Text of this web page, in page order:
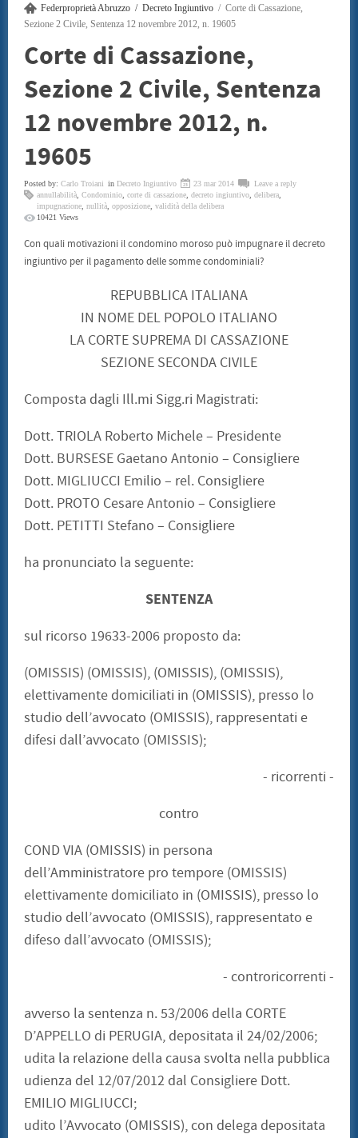
SENTENZE
CONSUMATORI
GALLERIA NICOLA DANIORE
ARTISTI
PATRIMONIO ARTISTICO
TRADIZIONI GASTRONOMICHE
STAMPE LITOGRAFIE E SERIGRAFIE
INFORMATICA ED INCHIOSTRI
TERMOIDRAULICA
FINANZIAMENTI
EVENTI
CONVEGNO 22 LUGLIO 2011
CONTATTI
Federproprietà Abruzzo Decreto Ingiuntivo
Corte di Cassazione,
Sezione 2 Civile, Sentenza 12 novembre 2012, n. 19605
Corte di Cassazione,
Sezione 2 Civile, Sentenza
12 novembre 2012, n.
19605
Posted by: Carlo Troiani in Decreto Ingiuntivo 23 mar 2014
Leave a reply
annullabilità Condominio corte di cassazione decreto ingiuntivo delibera
impugnazione nullità opposizione validità della delibera
10421 Views
Con quali motivazioni il condomino moroso può impugnare il decreto
ingiuntivo per il pagamento delle somme condominiali?
REPUBBLICA ITALIANA
IN NOME DEL POPOLO ITALIANO
LA CORTE SUPREMA DI CASSAZIONE
SEZIONE SECONDA CIVILE
Composta dagli Ill.mi Sigg.ri Magistrati:
Dott. TRIOLA Roberto Michele – Presidente
Dott. BURSESE Gaetano Antonio – Consigliere
Dott. MIGLIUCCI Emilio – rel. Consigliere
Dott. PROTO Cesare Antonio – Consigliere
Dott. PETITTI Stefano – Consigliere
ha pronunciato la seguente:
SENTENZA
sul ricorso 19633-2006 proposto da:
(OMISSIS) (OMISSIS), (OMISSIS), (OMISSIS),
elettivamente domiciliati in (OMISSIS), presso lo
studio dell’avvocato (OMISSIS), rappresentati e
difesi dall’avvocato (OMISSIS);
- ricorrenti -
contro
COND VIA (OMISSIS) in persona
dell’Amministratore pro tempore (OMISSIS)
elettivamente domiciliato in (OMISSIS), presso lo
studio dell’avvocato (OMISSIS), rappresentato e
difeso dall’avvocato (OMISSIS);
- controricorrenti -
avverso la sentenza n. 53/2006 della CORTE
D’APPELLO di PERUGIA, depositata il 24/02/2006;
udita la relazione della causa svolta nella pubblica
udienza del 12/07/2012 dal Consigliere Dott.
EMILIO MIGLIUCCI;
udito l’Avvocato (OMISSIS), con delega depositata